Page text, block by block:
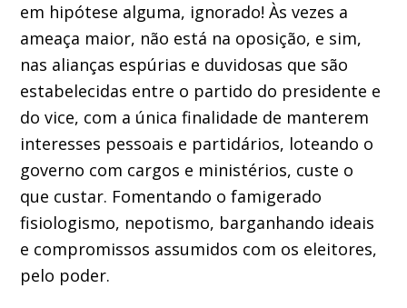
em hipótese alguma, ignorado! Às vezes a
ameaça maior, não está na oposição, e sim,
nas alianças espúrias e duvidosas que são
estabelecidas entre o partido do presidente e
do vice, com a única finalidade de manterem
interesses pessoais e partidários, loteando o
governo com cargos e ministérios, custe o
que custar. Fomentando o famigerado
fisiologismo, nepotismo, barganhando ideais
e compromissos assumidos com os eleitores,
pelo poder.